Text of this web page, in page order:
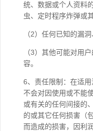
统、数据或个人资料
虫、定时程序炸弹或
（2）任何已知的漏
（3）其他可能对用
容。
6、责任限制：在适
不会对因使用或不能
或有关的任何间接的
的或其它任何损害（
而造成的损害，因利